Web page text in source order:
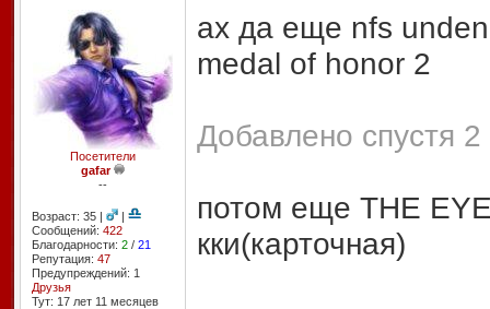
Посетители
gafar
--
Возраст: 35 |
|
Сообщений: 422
Благодарности: 2/ 21
Репутация: 47
Предупреждений: 1
Друзья
Тут: 17 лет 11 месяцев
ах да еще nfs
medal of honor 2
Добавлено спустя
потом еще THE
кки(карточная)